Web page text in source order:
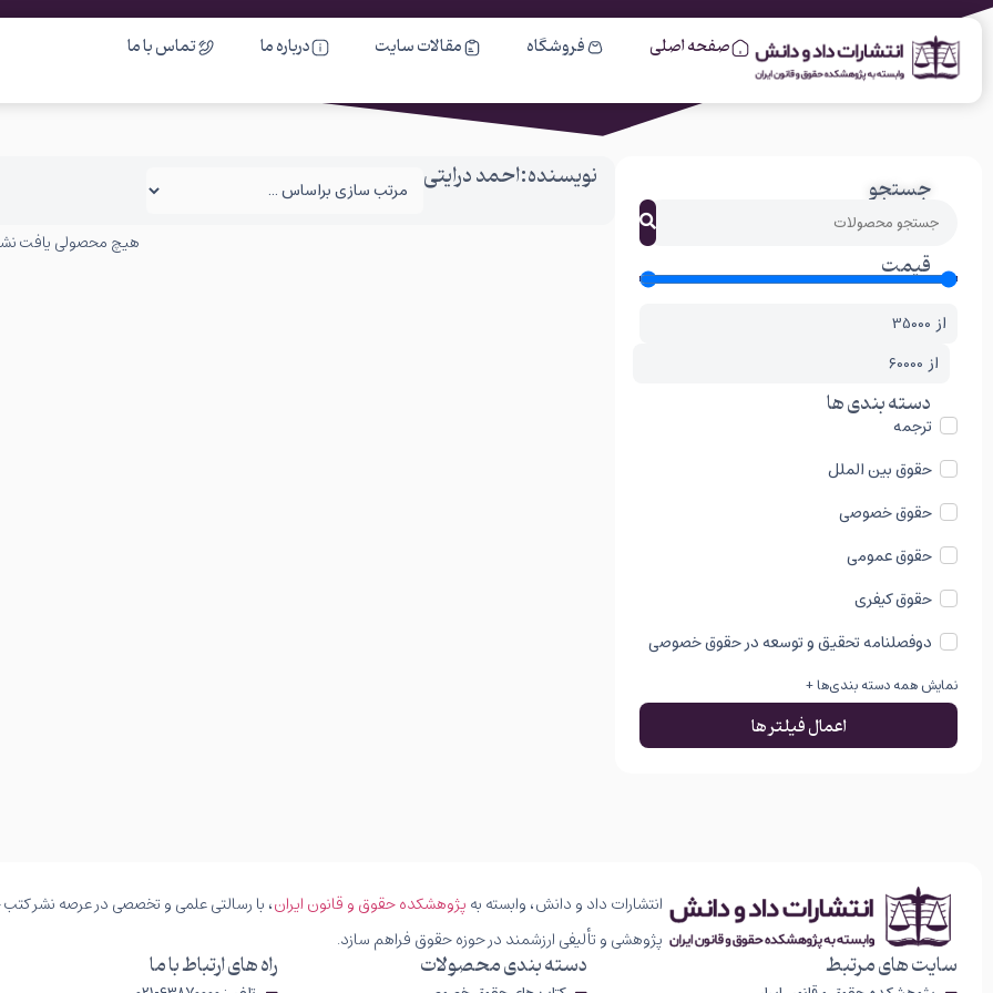
صفحه اصلی فروشگاه مقالات سایت درباره ما تماس با ما
جستجو
قیمت
از
از
دسته بندی ها
ترجمه
حقوق بین الملل
حقوق خصوصی
حقوق عمومی
حقوق کیفری
دوفصلنامه تحقیق و توسعه در حقوق خصوصی
نمایش همه دسته بندی‌ها +
اعمال فیلتر ها
نویسنده:احمد درایتی
هیچ محصولی یافت
انتشارات داد و دانش، وابسته بهپژوهشکده حقوق و قانون ایران، با رسالتی علمی و تخصصی در عرصه نشر
پژوهشی و تألیفی ارزشمند در حوزه حقوق فراهم سازد.
سایت های مرتبط دسته بندی محصولات راه های ارتباط با ما